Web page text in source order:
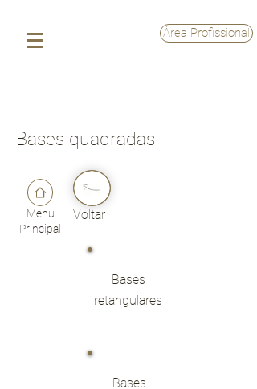
Área Profissional
Bases quadradas
Menu
Principal
Voltar
Bases
retangulares
Bases